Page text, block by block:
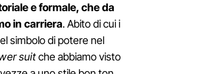
e formale, che da
in carriera. Abito di cui i
simbolo di potere nel
suitche abbiamo visto